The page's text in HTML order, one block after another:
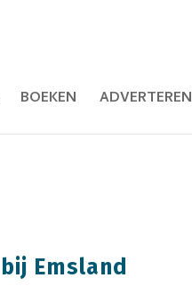
BOEKEN ADVERTEREN
Emsland